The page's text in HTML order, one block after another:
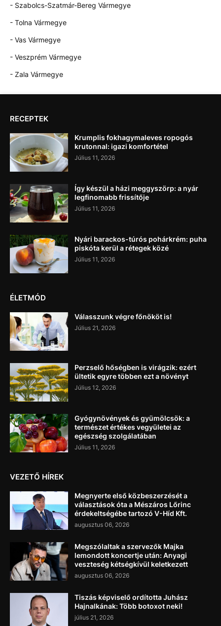
- Szabolcs-Szatmár-Bereg Vármegye
- Tolna Vármegye
- Vas Vármegye
- Veszprém Vármegye
- Zala Vármegye
RECEPTEK
Krumplis fokhagymaleves ropogós
krutonnal: igazi komfortétel
Július 11, 2026
Így készül a házi meggyszörp: a nyár
legfinomabb frissítője
Július 11, 2026
Nyári barackos-túrós pohárkrém: puha
piskóta kerül a rétegek közé
Július 11, 2026
ÉLETMÓD
Válasszunk végre főnököt is!
Július 21, 2026
Perzselő hőségben is virágzik: ezért
ültetik egyre többen ezt a növényt
Július 12, 2026
Gyógynövények és gyümölcsök: a
természet értékes vegyületei az
egészség szolgálatában
Július 11, 2026
VEZETŐ HÍREK
Megnyerte első közbeszerzését a
választások óta a Mészáros Lőrinc
érdekeltségébe tartozó V-Híd Kft.
augusztus 06, 2026
Megszólaltak a szervezők Majka
lemondott koncertje után: Anyagi
veszteség kétségkívül keletkezett
augusztus 06, 2026
Tiszás képviselő ordította Juhász
Hajnalkának: Több botoxot neki!
július 21, 2026